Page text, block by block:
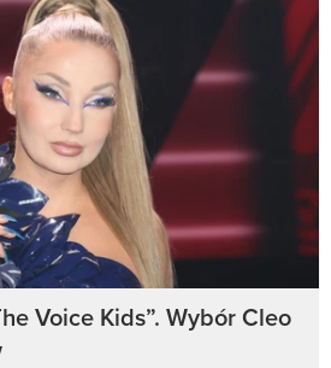
Voice Kids”. Wybór Cleo